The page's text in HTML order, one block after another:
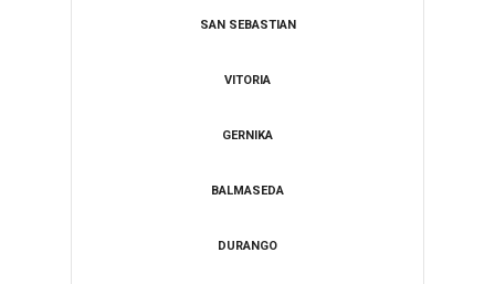
SAN SEBASTIAN
VITORIA
GERNIKA
BALMASEDA
DURANGO